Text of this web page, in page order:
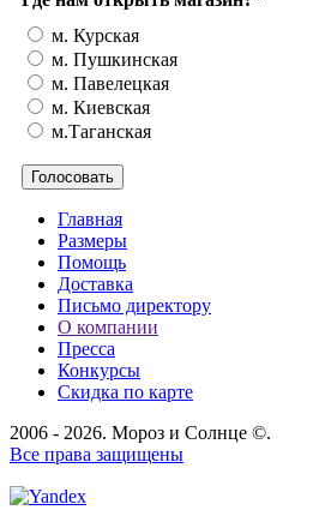
м. Курская
м. Пушкинская
м. Павелецкая
м. Киевская
м.Таганская
Главная
Размеры
Помощь
Доставка
Письмо директору
О компании
Пресса
Конкурсы
Скидка по карте
2006 - 2026. Мороз и Солнце ©.
Все права защищены